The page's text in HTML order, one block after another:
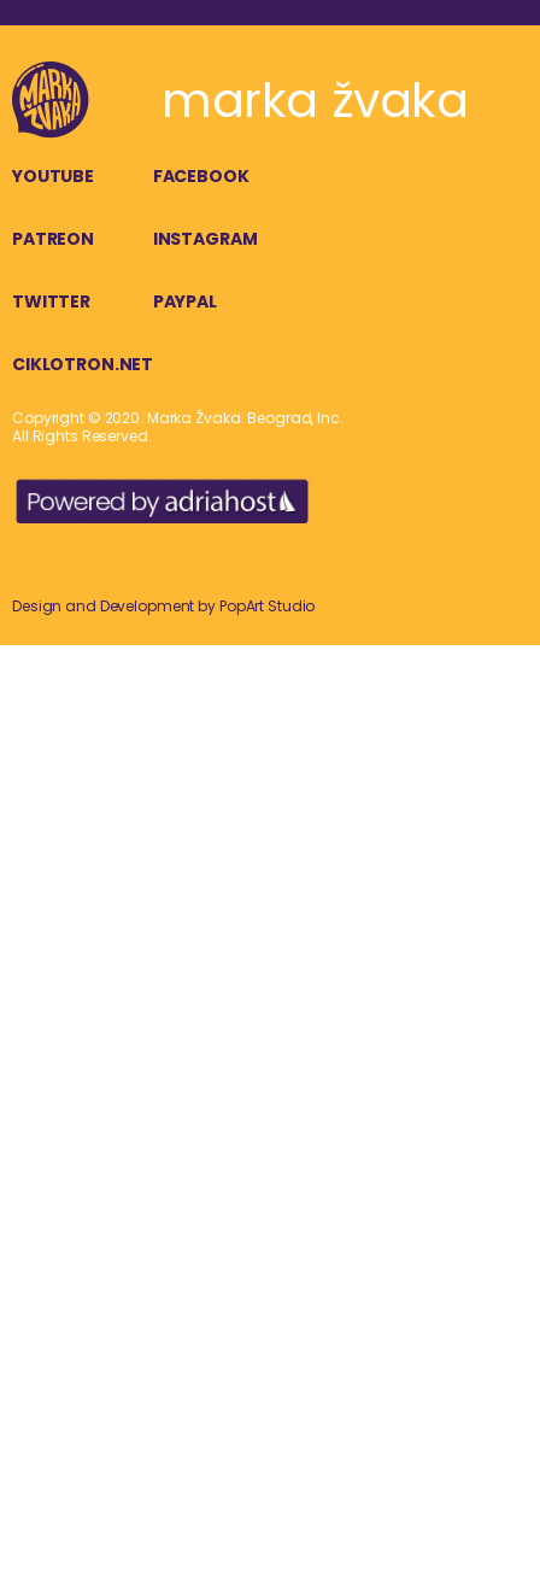
marka žvaka
YOUTUBE FACEBOOK
PATREON INSTAGRAM
TWITTER PAYPAL
CIKLOTRON.NET
Copyright © 2020. Marka Žvaka. Beograd, Inc.
All Rights Reserved.
Design and Development byPopArt Studio